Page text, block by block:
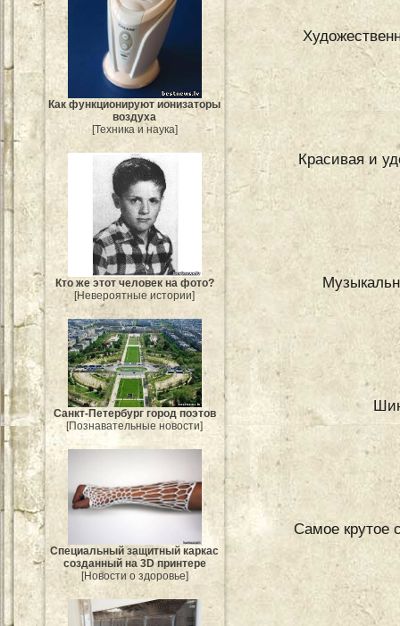
Как функционируют ионизаторы
воздуха
[Техника и наука]
Кто же этот человек на фото?
[Невероятные истории]
Санкт-Петербург город поэтов
[Познавательные новости]
Специальный защитный каркас
созданный на 3D принтере
[Новости о здоровье]
Красивая и
Самое крутое